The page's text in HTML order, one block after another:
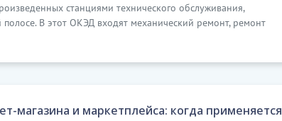
станциями технического обслуживания,
В этот ОКЭД входят механический ремонт, ремонт
магазина и маркетплейса: когда применяется